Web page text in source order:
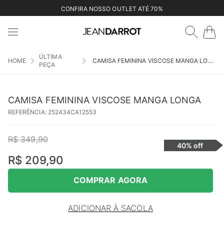
CONFIRA NOSSO OUTLET ATÉ 70%
ÚLTIMA
PEÇA
CAMISA FEMININA VISCOSE MANGA LONGA
CAMISA FEMININA VISCOSE MANGA LONGA
REFERÊNCIA: 252434CA12553
R$ 349,90
R$ 209,90
40% off
COMPRAR AGORA
ADICIONAR À SACOLA